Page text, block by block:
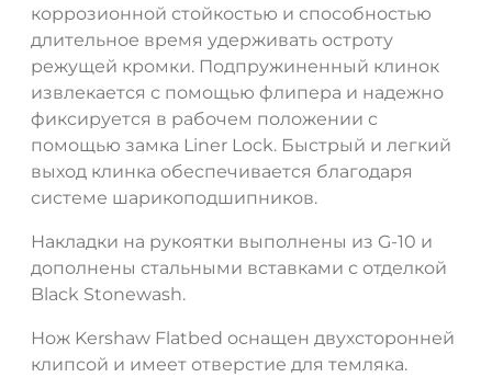
коррозионной стойкостью и способностью
длительное время удерживать остроту
режущей кромки. Подпружиненный клинок
извлекается с помощью флипера и надежно
фиксируется в рабочем положении с
помощью замка Liner Lock. Быстрый и легкий
выход клинка обеспечивается благодаря
системе шарикоподшипников.
Накладки на рукоятки выполнены из G-10 и
дополнены стальными вставками с отделкой
Black Stonewash.
Нож Kershaw Flatbed оснащен двухсторонней
клипсой и имеет отверстие для темляка.
ДА НЕТ